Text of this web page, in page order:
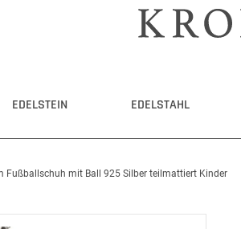
EDELSTEIN EDELSTAHL
Fußballschuh mit Ball 925 Silber teilmattiert Kinder